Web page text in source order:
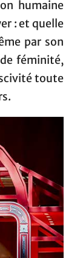
humaine
: et quelle
par son
féminité,
toute